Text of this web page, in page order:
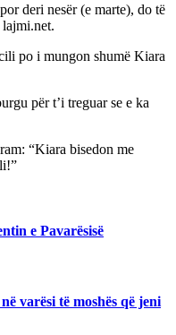
deri nesër (e marte), do të
po i mungon shumë Kiara
për t’i treguar se e ka
“Kiara bisedon me
e Pavarësisë
varësi të moshës që jeni